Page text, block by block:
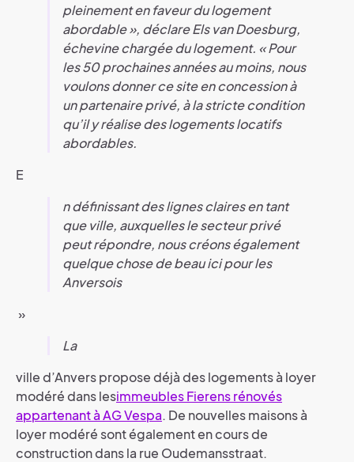
pleinement en faveur du logement
abordable », déclare Els van Doesburg,
échevine chargée du logement. « Pour
les 50 prochaines années au moins, nous
voulons donner ce site en concession à
un partenaire privé, à la stricte condition
qu’il y réalise des logements locatifs
abordables.
E
n définissant des lignes claires en tant
que ville, auxquelles le secteur privé
peut répondre, nous créons également
quelque chose de beau ici pour les
Anversois
»
La
ville d’Anvers propose déjà des logements à loyer
modéré dans lesimmeubles Fierens rénovés
appartenant à AG Vespa. De nouvelles maisons à
loyer modéré sont également en cours de
construction dans la rue Oudemansstraat.